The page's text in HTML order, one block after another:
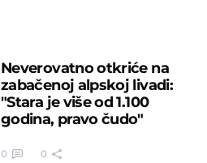
Neverovatno otkriće na
zabačenoj alpskoj livadi:
"Stara je više od 1.100
godina, pravo čudo"
0 0